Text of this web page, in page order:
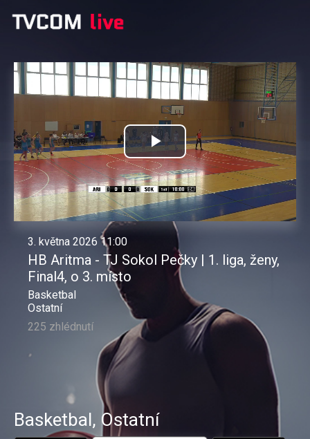
Přehrát
video
3. května 2026 11:00
HB Aritma - TJ Sokol Pečky | 1. liga, ženy,
Final4, o 3. místo
Basketbal
Ostatní
225 zhlédnutí
Basketbal, Ostatní